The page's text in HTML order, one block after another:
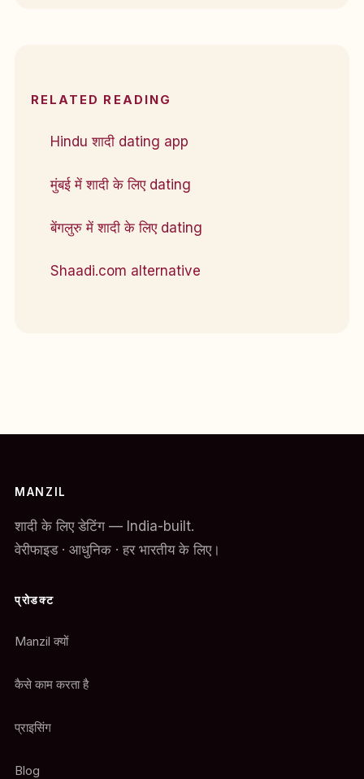
RELATED READING
Hindu शादी dating app
मुंबई में शादी के लिए dating
बेंगलुरु में शादी के लिए dating
Shaadi.com alternative
MANZIL
शादी के लिए डेटिंग — India-built.
वेरीफाइड · आधुनिक · हर भारतीय के लिए।
प्रोडक्ट
Manzil क्यों
कैसे काम करता है
प्राइसिंग
Blog